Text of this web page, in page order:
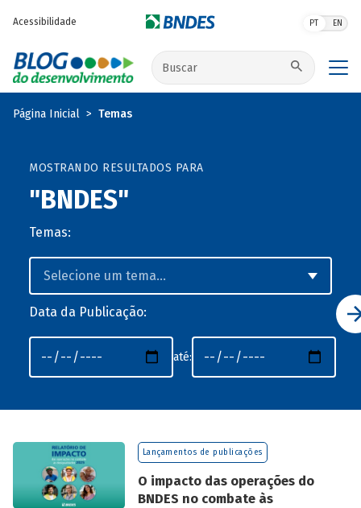
Acessibilidade PT EN
Buscar no site
Página Inicial Temas
MOSTRANDO RESULTADOS PARA
"BNDES"
Temas:
Data da Publicação:
até:
Lançamentos de publicações
O impacto das operações do
BNDES no combate às